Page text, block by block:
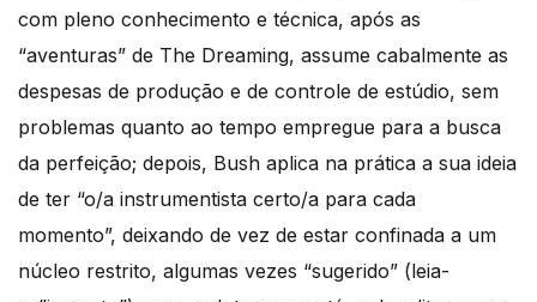
com pleno conhecimento e técnica, após as
“aventuras” de The Dreaming, assume cabalmente as
despesas de produção e de controle de estúdio, sem
problemas quanto ao tempo empregue para a busca
da perfeição; depois, Bush aplica na prática a sua ideia
de ter “o/a instrumentista certo/a para cada
momento”, deixando de vez de estar confinada a um
núcleo restrito, algumas vezes “sugerido” (leia-